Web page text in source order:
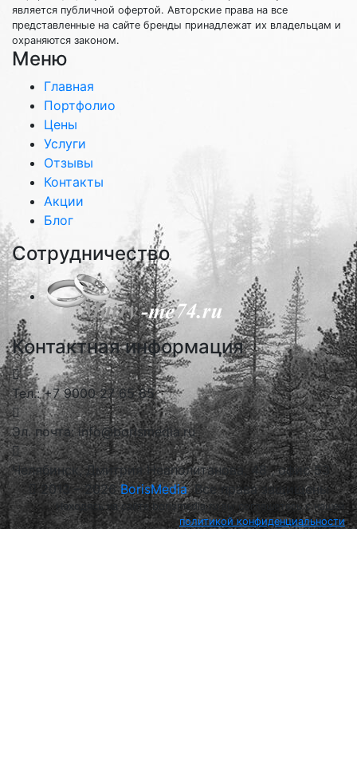
является публичной офертой. Авторские права на все
представленные на сайте бренды принадлежат их владельцам и
охраняются законом.
Меню
Главная
Портфолио
Цены
Услуги
Отзывы
Контакты
Акции
Блог
Сотрудничество
Контактная информация
Тел.: +7 9000 27 65 65
Эл. почта: info@borismedia.ru
Челябинск, Дмитрия Неаполитанова, 48 , офис 53
2013 – 2026 BorisMedia, Все права защищены
Находясь на сайте borismedia.ru вы соглашетесь с нашей
политикой конфиденциальности